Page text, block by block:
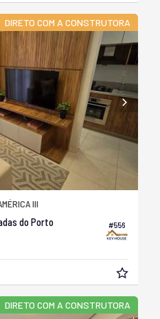
DIRETO COM A CONSTRUTORA
#556
III
do Porto
DIRETO COM A CONSTRUTORA